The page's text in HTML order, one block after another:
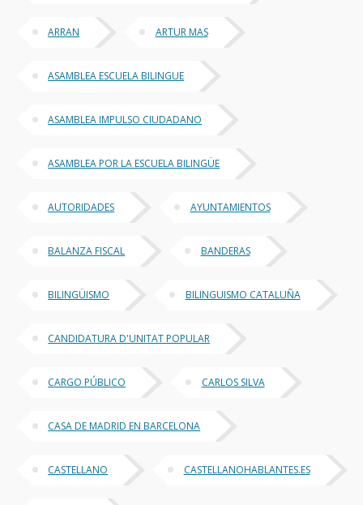
ARRAN ARTUR MAS
ASAMBLEA ESCUELA BILINGUE
ASAMBLEA IMPULSO CIUDADANO
ASAMBLEA POR LA ESCUELA BILINGÜE
AUTORIDADES AYUNTAMIENTOS
BALANZA FISCAL BANDERAS
BILINGÜISMO BILINGUISMO CATALUÑA
CANDIDATURA D'UNITAT POPULAR
CARGO PÚBLICO CARLOS SILVA
CASA DE MADRID EN BARCELONA
CASTELLANO CASTELLANOHABLANTES.ES